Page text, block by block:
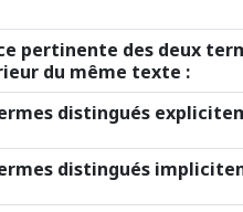
pertinente des deux
du même texte :
distingués
distingués